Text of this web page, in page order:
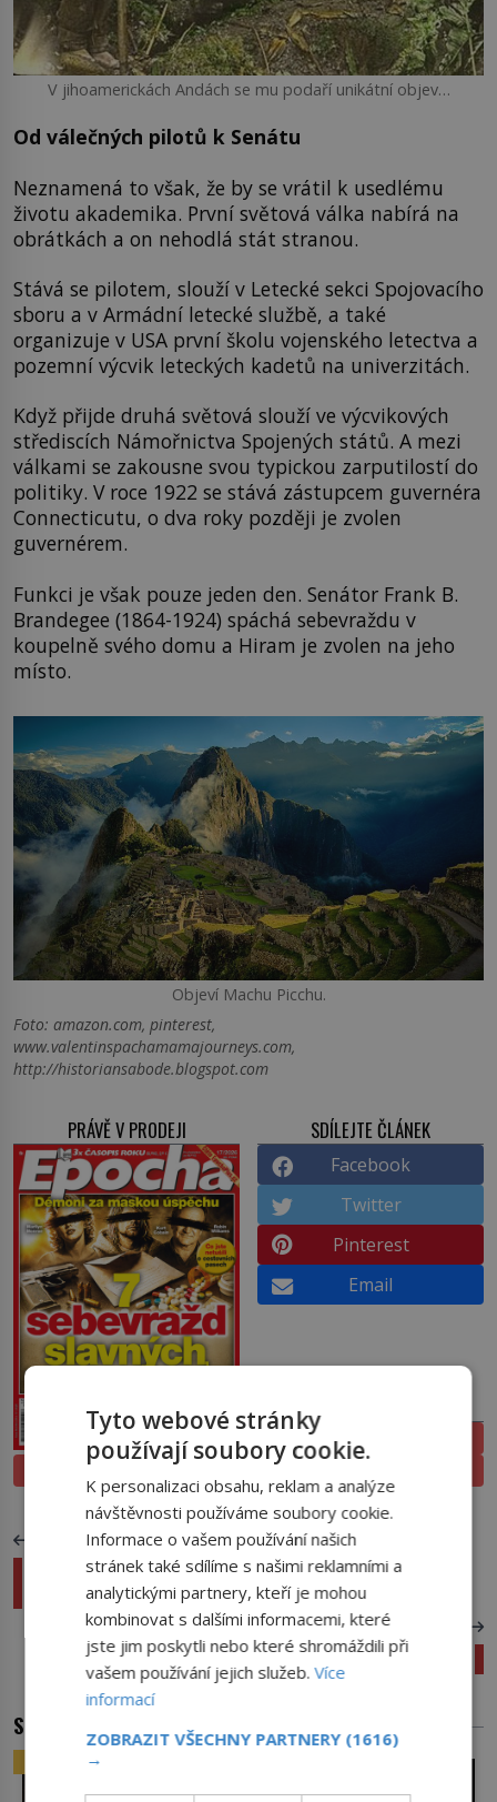
V jihoamerickách Andách se mu podaří unikátní objev…
Od válečných pilotů k Senátu
Neznamená to však, že by se vrátil k usedlému
životu akademika. První světová válka nabírá na
obrátkách a on nehodlá stát stranou.
Stává se pilotem, slouží v Letecké sekci Spojovacího
sboru a v Armádní letecké službě, a také
organizuje v USA první školu vojenského letectva a
pozemní výcvik leteckých kadetů na univerzitách.
Když přijde druhá světová slouží ve výcvikových
střediscích Námořnictva Spojených států. A mezi
válkami se zakousne svou typickou zarputilostí do
politiky. V roce 1922 se stává zástupcem guvernéra
Connecticutu, o dva roky později je zvolen
guvernérem.
Funkci je však pouze jeden den. Senátor Frank B.
Brandegee (1864-1924) spáchá sebevraždu v
koupelně svého domu a Hiram je zvolen na jeho
místo.
Objeví Machu Picchu.
Foto: amazon.com, pinterest,
www.valentinspachamamajourneys.com,
http://historiansabode.blogspot.com
PRÁVĚ V PRODEJI
PROLISTOVAT
SDÍLEJTE ČLÁNEK
Facebook
Twitter
Pinterest
Email
ELEKTRONICKÉ
PŘEDCHOZÍ ČLÁNEK
Vikingský kus vápence trumfl i moderní
kompas
DALŠÍ ČLÁNEK
Šmoulové z Apalačských hor: Modří lidé existují
SOUVISEJÍCÍ ČLÁNKY
ZAJÍMAVOSTI
Tyto webové stránky
používají soubory cookie.
K personalizaci obsahu, reklam a analýze
návštěvnosti používáme soubory cookie.
Informace o vašem používání našich
stránek také sdílíme s našimi reklamními a
analytickými partnery, kteří je mohou
kombinovat s dalšími informacemi, které
jste jim poskytli nebo které shromáždili při
vašem používání jejich služeb.Více
informací
ZOBRAZIT VŠECHNY PARTNERY (1616)
→